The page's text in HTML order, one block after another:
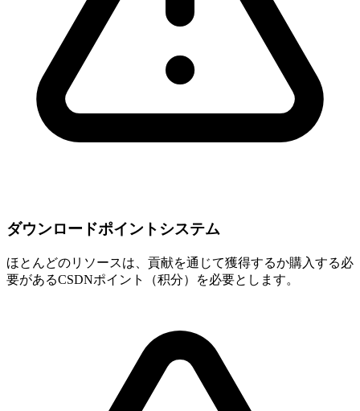
ダウンロードポイントシステム
ほとんどのリソースは、貢献を通じて獲得するか購入する必
要があるCSDNポイント（积分）を必要とします。